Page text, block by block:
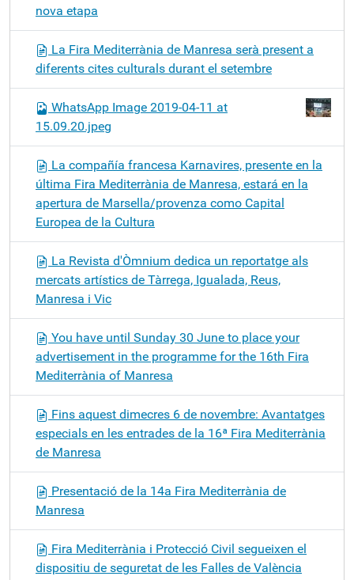
nova etapa
La Fira Mediterrània de Manresa serà present a
diferents cites culturals durant el setembre
WhatsApp Image 2019-04-11 at
15.09.20.jpeg
La compañía francesa Karnavires, presente en la
última Fira Mediterrània de Manresa, estará en la
apertura de Marsella/provenza como Capital
Europea de la Cultura
La Revista d'Òmnium dedica un reportatge als
mercats artístics de Tàrrega, Igualada, Reus,
Manresa i Vic
You have until Sunday 30 June to place your
advertisement in the programme for the 16th Fira
Mediterrània of Manresa
Fins aquest dimecres 6 de novembre: Avantatges
especials en les entrades de la 16ª Fira Mediterrània
de Manresa
Presentació de la 14a Fira Mediterrània de
Manresa
Fira Mediterrània i Protecció Civil segueixen el
dispositiu de seguretat de les Falles de València